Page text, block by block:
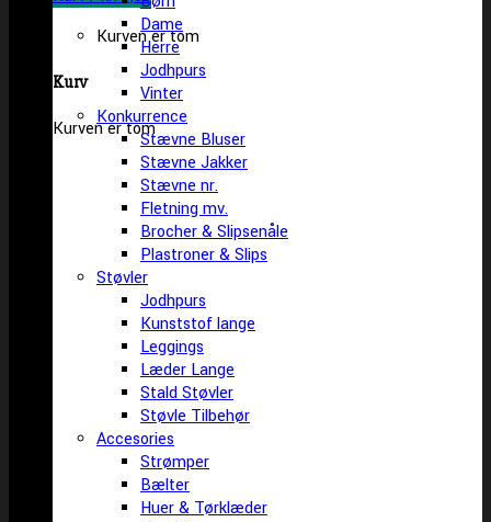
Kurven er tom
Kurv
Kurven er tom
Dame
Herre
Jodhpurs
Vinter
Konkurrence
Stævne Bluser
Stævne Jakker
Stævne nr.
Fletning mv.
Brocher & Slipsenåle
Plastroner & Slips
Støvler
Jodhpurs
Kunststof lange
Leggings
Læder Lange
Stald Støvler
Støvle Tilbehør
Accesories
Strømper
Bælter
Huer & Tørklæder